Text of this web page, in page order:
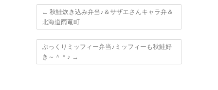
← 秋鮭炊き込み弁当♪＆サザエさんキャラ弁＆
北海道雨竜町
ぷっくりミッフィー弁当♪ミッフィーも秋鮭好
き～＾＾♪ →